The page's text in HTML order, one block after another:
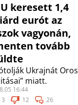
keresett 1,4
eurót az
vagyonán,
tovább
Ukrajnát
miatt.
16:44
3
12 26